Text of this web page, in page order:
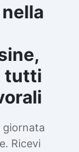
nella
tutti
giornata
Ricevi